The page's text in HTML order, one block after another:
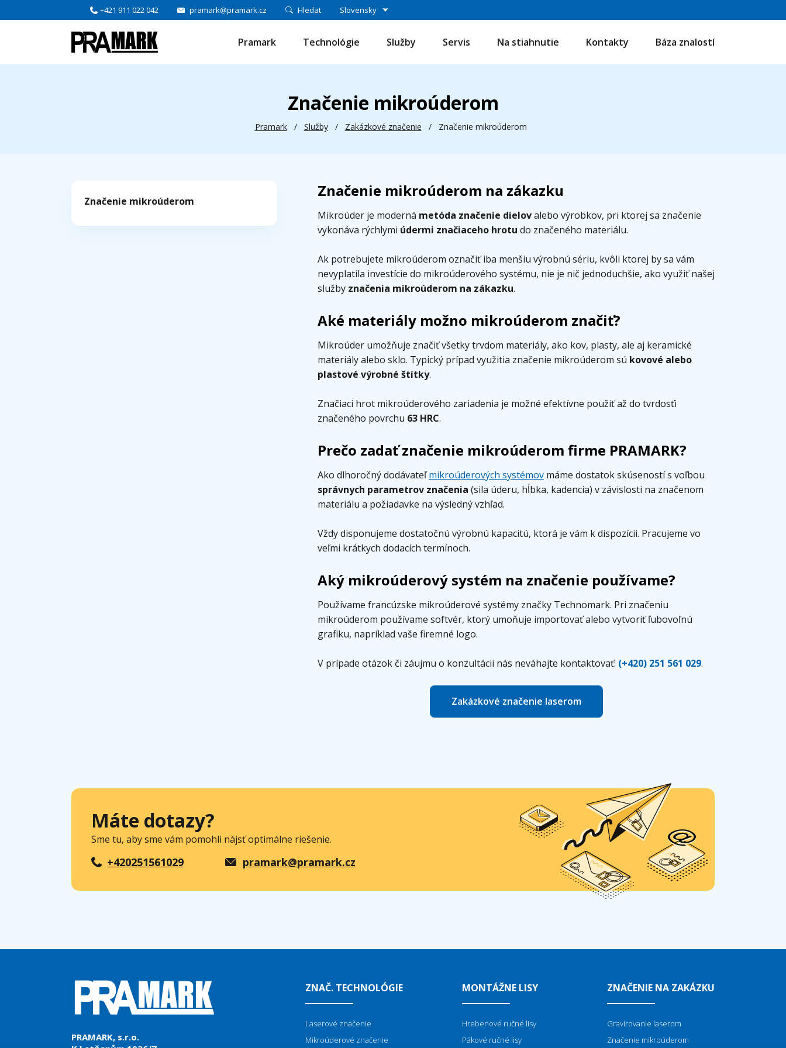
+421 911 022 042 pramark@pramark.cz Hledat Slovensky
Pramark Technológie Služby Servis Na stiahnutie Kontakty Báza znalostí
Značenie mikroúderom
Pramark / Služby / Zakázkové značenie / Značenie mikroúderom
Značenie mikroúderom
Značenie mikroúderom na zákazku
Mikroúder je moderná metóda značenie dielovalebo výrobkov, pri ktorej sa značenie
vykonáva rýchlymi údermi značiaceho hrotu do značeného materiálu.
Ak potrebujete mikroúderom označiť iba menšiu výrobnú sériu, kvôli ktorej by sa vám
nevyplatila investície do mikroúderového systému, nie je nič jednoduchšie, ako využiť našej
služby značenia mikroúderom na zákazku.
Aké materiály možno mikroúderom značiť?
Mikroúder umožňuje značiť všetky trvdom materiály, ako kov, plasty, ale aj keramické
materiály alebo sklo. Typický prípad využitia značenie mikroúderom sú kovové alebo
plastové výrobné štítky.
Značiaci hrot mikroúderového zariadenia je možné efektívne použiť až do tvrdosťi
značeného povrchu 63 HRC.
Prečo zadať značenie mikroúderom firme PRAMARK?
Ako dlhoročný dodávateľmikroúderových systémov máme dostatok skúseností s voľbou
správnych parametrov značenia (sila úderu, hĺbka, kadencia) v závislosti na značenom
materiálu a požiadavke na výsledný vzhľad.
Vždy disponujeme dostatočnú výrobnú kapacitú, ktorá je vám k dispozícii. Pracujeme vo
veľmi krátkych dodacích termínoch.
Aký mikroúderový systém na značenie používame?
Používame francúzske mikroúderové systémy značky Technomark. Pri značeniu
mikroúderom používame softvér, ktorý umoňuje importovať alebo vytvoriť ľubovoľnú
grafiku, napríklad vaše firemné logo.
V prípade otázok či záujmu o konzultácii nás neváhajte kontaktovať: (+420) 251 561 029.
Zakázkové značenie laserom
Máte dotazy?
Sme tu, aby sme vám pomohli nájsť optimálne riešenie.
+420251561029 pramark@pramark.cz
PRAMARK, s.r.o.
ZNAČ. TECHNOLÓGIE
Laserové značenie
Mikroúderové značenie
MONTÁŽNE LISY
Hrebenové ručné lisy
Pákové ručné lisy
ZNAČENIE NA ZAKÁZKU
Gravírovanie laserom
Značenie mikroúderom